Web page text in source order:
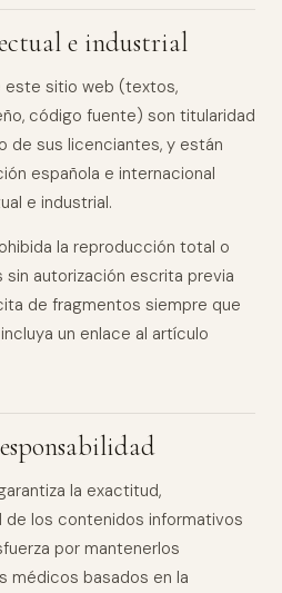
e industrial
este sitio web (textos,
código fuente) son titularidad
de sus licenciantes, y están
española e internacional
e industrial.
la reproducción total o
autorización escrita previa
de fragmentos siempre que
un enlace al artículo
la exactitud,
los contenidos informativos
por mantenerlos
médicos basados en la